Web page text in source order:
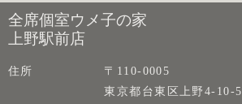
全席個室ウメ子の家
上野駅前店
住所
〒110-0005
東京都台東区上野4-10-5